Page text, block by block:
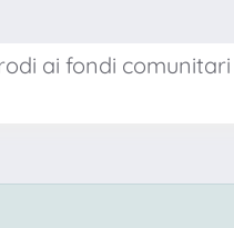
ai fondi comunitari